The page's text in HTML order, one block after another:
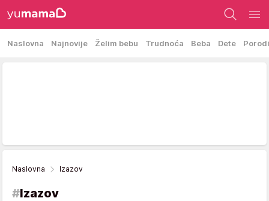
Naslovna Najnovije Želim bebu Trudnoća Beba Dete
Naslovna Izazov
#Izazov